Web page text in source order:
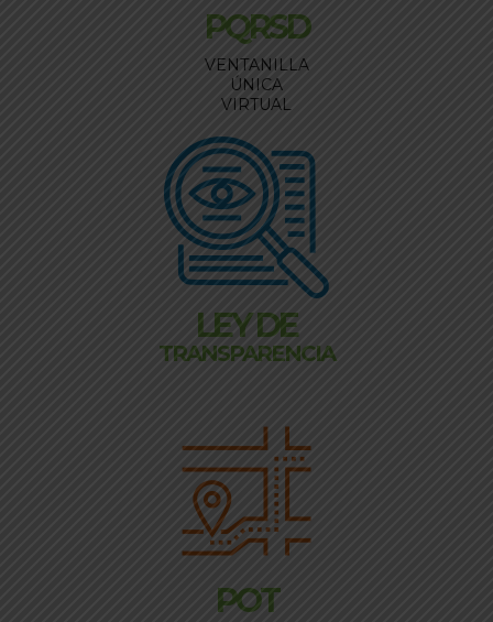
PQRSD
VENTANILLA
ÚNICA
VIRTUAL
LEY DE
TRANSPARENCIA
POT